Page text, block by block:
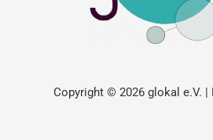
Copyright © 2026 glokal e.V. |